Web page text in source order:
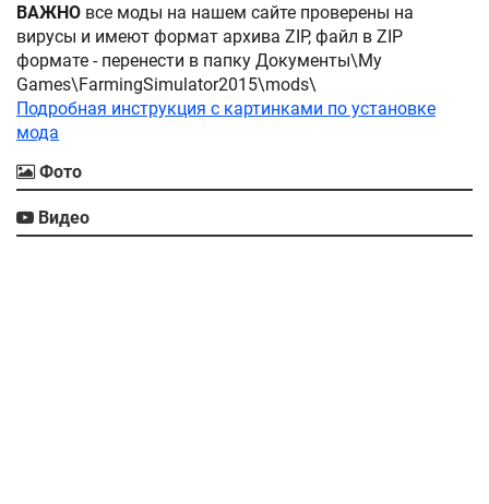
ВАЖНО все моды на нашем сайте проверены на
вирусы и имеют формат архива ZIP, файл в ZIP
формате - перенести в папку Документы\My
Games\FarmingSimulator2015\mods\
Подробная инструкция с картинками по установке
мода
Фото
Видео